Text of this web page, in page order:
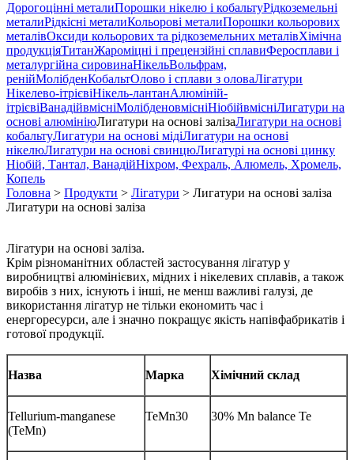
Дорогоцінні металиПорошки нікелю і кобальтуРідкоземельні
металиРідкісні металиКольорові металиПорошки кольорових
металівОксиди кольорових та рідкоземельних металівХімічна
продукціяТитанЖароміцні і прецензійні сплавиФеросплави і
металургійна сировинаНікельВольфрам,
ренійМолібденКобальтОлово і сплави з оловаЛігатури
Нікелево-ітрієвіНікель-лантанАлюміній-
ітрієвіВанадійвмісніМолібденовмісніНіобійвмісніЛигатури на
основі алюмініюЛигатури на основі залізаЛигатури на основі
кобальтуЛигатури на основі мідіЛигатури на основі
нікелюЛигатури на основі свинцюЛигатурі на основі цинку
Ніобій, Тантал, ВанадійНіхром, Фехраль, Алюмель, Хромель,
Копель
Головна > Продукти > Лігатури > Лигатури на основі заліза
Лигатури на основі заліза
Лігатури на основі заліза.
Крім різноманітних областей застосування лігатур у
виробництві алюмінієвих, мідних і нікелевих сплавів, а також
виробів з них, існують і інші, не менш важливі галузі, де
використання лігатур не тільки економить час і
енергоресурси, але і значно покращує якість напівфабрикатів і
готової продукції.
Назва Марка Хімічний склад
Tellurium-manganese
(TeMn)
TeMn30 30% Mn balance Te